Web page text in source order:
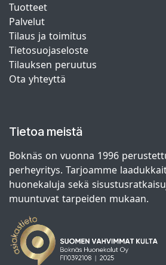
Tuotteet
Palvelut
Tilaus ja toimitus
Tietosuojaseloste
Tilauksen peruutus
Ota yhteyttä
Tietoa meistä
Boknäs on vuonna 1996
perheyritys. Tarjoamme
huonekaluja sekä
muuntuvat tarpeiden mukaan.